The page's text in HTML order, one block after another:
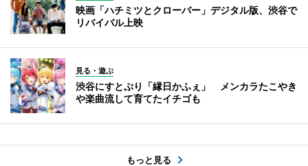
映画「ハチミツとクローバー」デジタル版、渋谷で
リバイバル上映
見る・遊ぶ
渋谷にすとぷり「縁日かふぇ」 メンカラたこやき
や楽曲流して育てたイチゴも
もっと見る